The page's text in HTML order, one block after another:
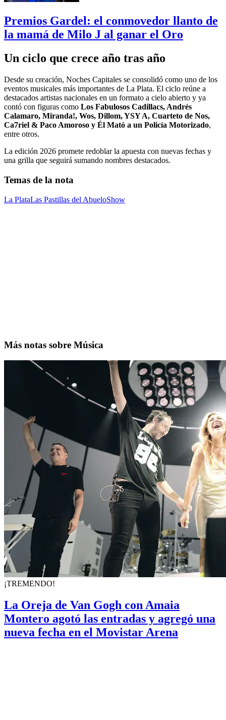
Premios Gardel: el conmovedor llanto de
la mamá de Milo J al ganar el Oro
Un ciclo que crece año tras año
Desde su creación, Noches Capitales se consolidó como uno de los
eventos musicales más importantes de La Plata. El ciclo reúne a
destacados artistas nacionales en un formato a cielo abierto y ya
contó con figuras como Los Fabulosos Cadillacs, Andrés
Calamaro, Miranda!, Wos, Dillom, YSY A, Cuarteto de Nos,
Ca7riel & Paco Amoroso y Él Mató a un Policía Motorizado,
entre otros.
La edición 2026 promete redoblar la apuesta con nuevas fechas y
una grilla que seguirá sumando nombres destacados.
Temas de la nota
La PlataLas Pastillas del AbueloShow
Más notas sobre Música
¡TREMENDO!
La Oreja de Van Gogh con Amaia
Montero agotó las entradas y agregó una
nueva fecha en el Movistar Arena